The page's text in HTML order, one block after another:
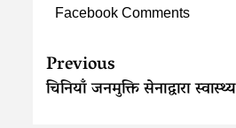
Facebook Comments
Continue
Reading
Previous
चिनियाँ जनमुक्ति सेनाद्वारा